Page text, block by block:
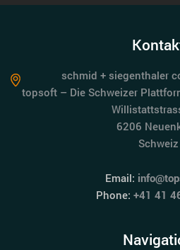
schmid + siegenthaler
topsoft – Die Schweizer
6206
Schweiz
Email:
Phone: +41 41